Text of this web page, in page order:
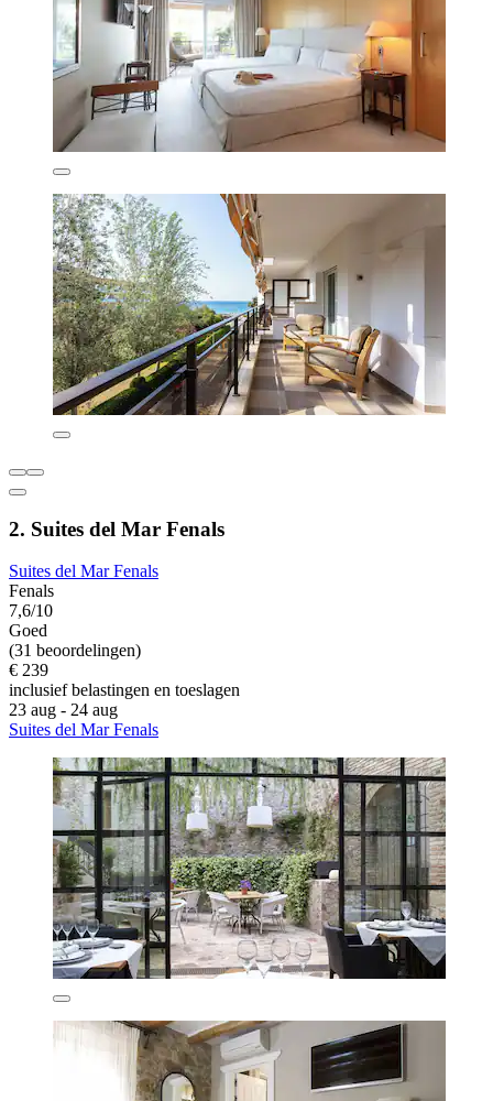
2. Suites del Mar Fenals
Suites del Mar Fenals
Fenals
7,6/10
Goed
(31 beoordelingen)
€ 239
inclusief belastingen en toeslagen
23 aug - 24 aug
Suites del Mar Fenals